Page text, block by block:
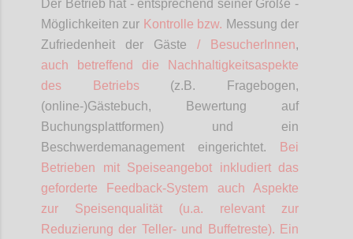
Der Betrieb hat - entsprechend seiner Größe -
Möglichkeiten zur Kontrolle bzw. Messung der
Zufriedenheit der Gäste / BesucherInnen,
auch betreffend die Nachhaltigkeitsaspekte
des Betriebs(z.B. Fragebogen,
(online-)Gästebuch, Bewertung auf
Buchungsplattformen) und ein
Beschwerdemanagement eingerichtet.
Bei
Betrieben mit Speiseangebot inkludiert das
geforderte Feedback-System auch Aspekte
zur Speisenqualität (u.a. relevant zur
Reduzierung der Teller- und Buffetreste). Ein